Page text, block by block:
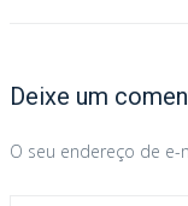
Deixe um
O seu endereço de